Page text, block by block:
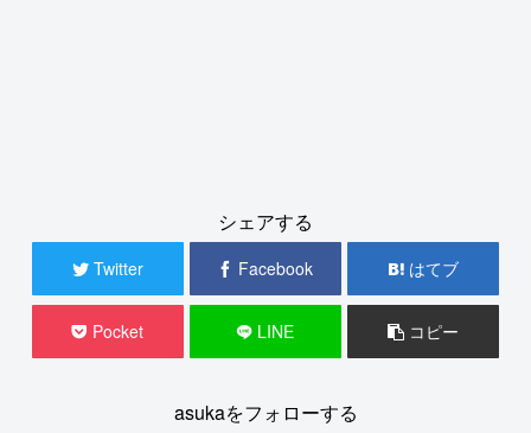
シェアする
Twitter Facebook はてブ
Pocket LINE コピー
asukaをフォローする